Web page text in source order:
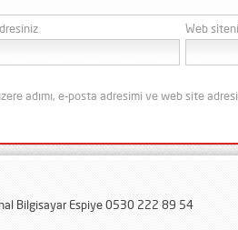
Web
adımı, e-posta adresimi ve web site
Bilgisayar Espiye 0530 222 89 54